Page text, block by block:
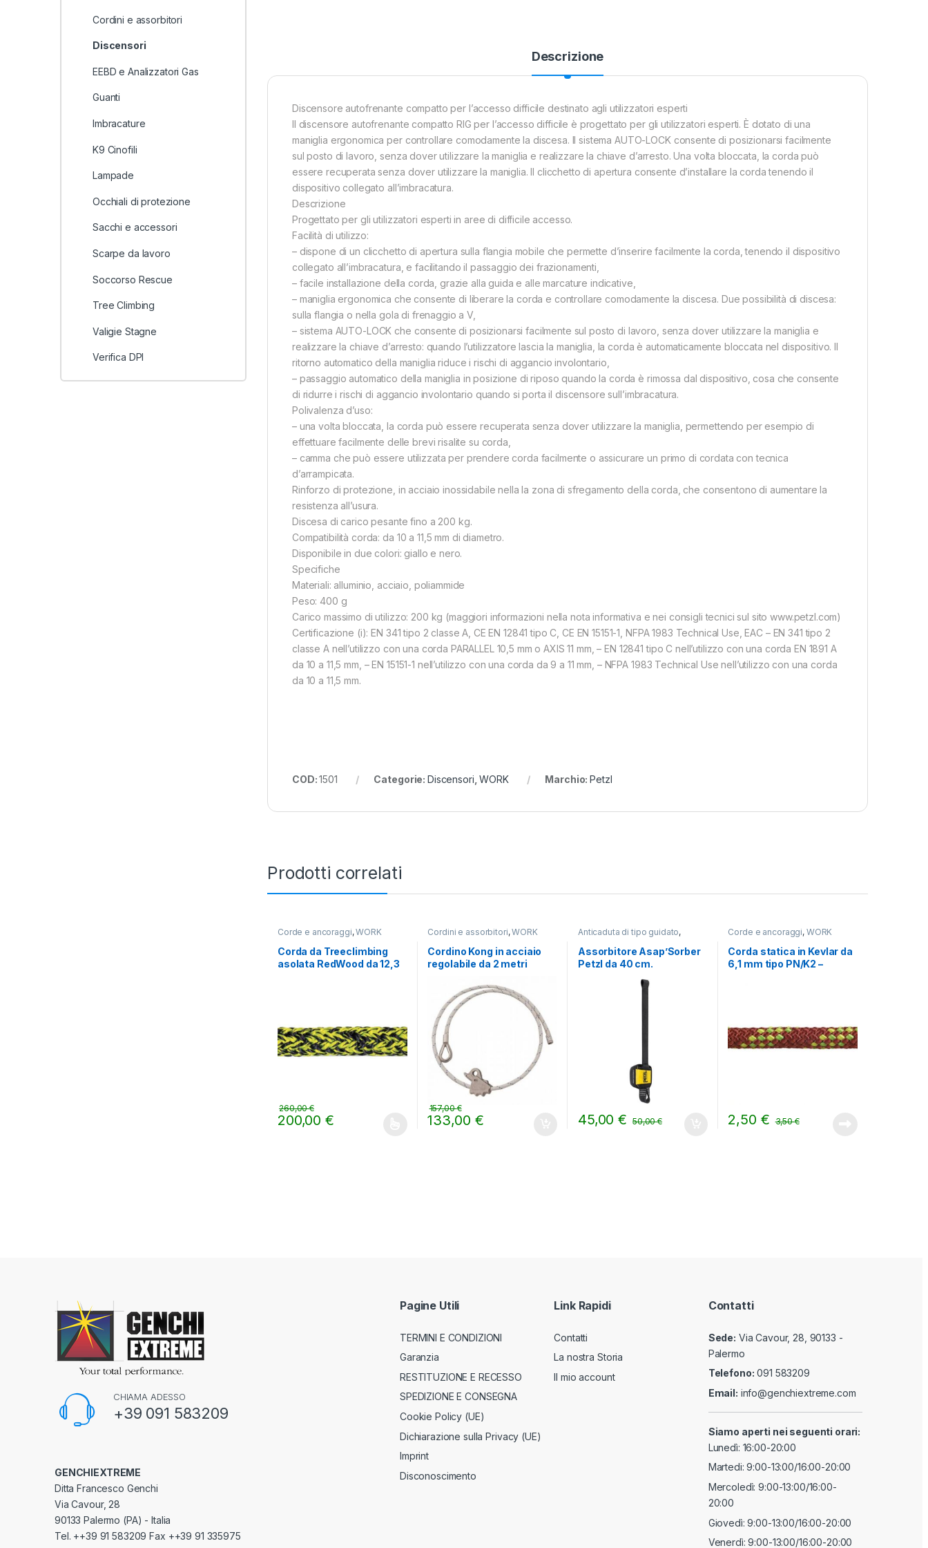
Descrizione
Discensore autofrenante compatto per l’accesso difficile destinato agli utilizzatori esperti
Il discensore autofrenante compatto RIG per l’accesso difficile è progettato per gli utilizzatori esperti. È dotato di una
maniglia ergonomica per controllare comodamente la discesa. Il sistema AUTO-LOCK consente di posizionarsi facilmente
sul posto di lavoro, senza dover utilizzare la maniglia e realizzare la chiave d’arresto. Una volta bloccata, la corda può
essere recuperata senza dover utilizzare la maniglia. Il clicchetto di apertura consente d’installare la corda tenendo il
dispositivo collegato all’imbracatura.
Descrizione
Progettato per gli utilizzatori esperti in aree di difficile accesso.
Facilità di utilizzo:
– dispone di un clicchetto di apertura sulla flangia mobile che permette d’inserire facilmente la corda, tenendo il dispositivo
collegato all’imbracatura, e facilitando il passaggio dei frazionamenti,
– facile installazione della corda, grazie alla guida e alle marcature indicative,
– maniglia ergonomica che consente di liberare la corda e controllare comodamente la discesa. Due possibilità di discesa:
sulla flangia o nella gola di frenaggio a V,
– sistema AUTO-LOCK che consente di posizionarsi facilmente sul posto di lavoro, senza dover utilizzare la maniglia e
realizzare la chiave d’arresto: quando l’utilizzatore lascia la maniglia, la corda è automaticamente bloccata nel dispositivo. Il
ritorno automatico della maniglia riduce i rischi di aggancio involontario,
– passaggio automatico della maniglia in posizione di riposo quando la corda è rimossa dal dispositivo, cosa che consente
di ridurre i rischi di aggancio involontario quando si porta il discensore sull’imbracatura.
Polivalenza d’uso:
– una volta bloccata, la corda può essere recuperata senza dover utilizzare la maniglia, permettendo per esempio di
effettuare facilmente delle brevi risalite su corda,
– camma che può essere utilizzata per prendere corda facilmente o assicurare un primo di cordata con tecnica
d’arrampicata.
Rinforzo di protezione, in acciaio inossidabile nella la zona di sfregamento della corda, che consentono di aumentare la
resistenza all’usura.
Discesa di carico pesante fino a 200 kg.
Compatibilità corda: da 10 a 11,5 mm di diametro.
Disponibile in due colori: giallo e nero.
Specifiche
Materiali: alluminio, acciaio, poliammide
Peso: 400 g
Carico massimo di utilizzo: 200 kg (maggiori informazioni nella nota informativa e nei consigli tecnici sul sito www.petzl.com)
Certificazione (i): EN 341 tipo 2 classe A, CE EN 12841 tipo C, CE EN 15151-1, NFPA 1983 Technical Use, EAC – EN 341 tipo 2
classe A nell’utilizzo con una corda PARALLEL 10,5 mm o AXIS 11 mm, – EN 12841 tipo C nell’utilizzo con una corda EN 1891 A
da 10 a 11,5 mm, – EN 15151-1 nell’utilizzo con una corda da 9 a 11 mm, – NFPA 1983 Technical Use nell’utilizzo con una corda
da 10 a 11,5 mm.
COD:1501 Categorie: Discensori ,WORK Marchio:Petzl
Prodotti correlati
Corde e ancoraggi,WORK
Corda da Treeclimbing
asolata RedWood da 12,3
200,00€
260,00€
Cordini e assorbitori,WORK
Cordino Kong in acciaio
regolabile da 2 metri
133,00 €
157,00€
Anticaduta di tipo guidato,
Assorbitore Asap’Sorber
Petzl da 40 cm.
45,00€ 50,00€
Corde e ancoraggi, WORK
Corda statica in Kevlar da
6,1 mm tipo PN/K2 –
2,50 € 3,50€
Cordini e assorbitori
Discensori
EEBD e Analizzatori Gas
Guanti
Imbracature
K9 Cinofili
Lampade
Occhiali di protezione
Sacchi e accessori
Scarpe da lavoro
Soccorso Rescue
Tree Climbing
Valigie Stagne
Verifica DPI
CHIAMA ADESSO
+39 091 583209
GENCHIEXTREME
Ditta Francesco Genchi
Via Cavour, 28
90133 Palermo (PA) - Italia
Tel. ++39 91 583209 Fax ++39 91 335975
Pagine Utili
TERMINI E CONDIZIONI
Garanzia
RESTITUZIONE E RECESSO
SPEDIZIONE E CONSEGNA
Cookie Policy (UE)
Dichiarazione sulla Privacy (UE)
Imprint
Disconoscimento
Link Rapidi
Contatti
La nostra Storia
Il mio account
Contatti
Sede: Via Cavour, 28, 90133 -
Palermo
Telefono: 091 583209
Email: info@genchiextreme.com
Siamo aperti nei seguenti orari:
Lunedì: 16:00-20:00
Martedi: 9:00-13:00/16:00-20:00
Mercoledì: 9:00-13:00/16:00-
20:00
Giovedì: 9:00-13:00/16:00-20:00
Venerdì: 9:00-13:00/16:00-20:00